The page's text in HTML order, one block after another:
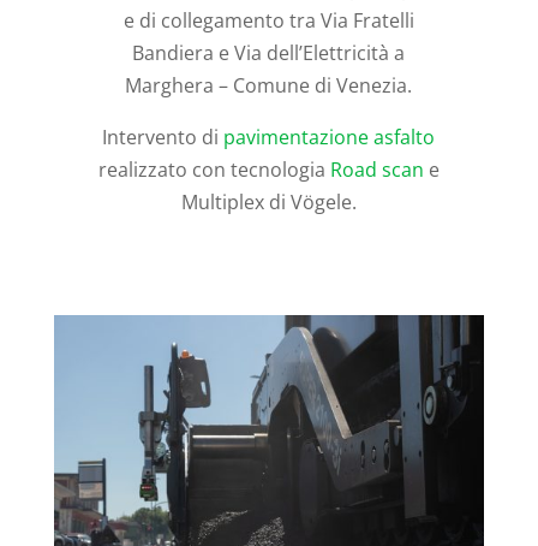
e di collegamento tra Via Fratelli
Bandiera e Via dell’Elettricità a
Marghera – Comune di Venezia.
Intervento di pavimentazione asfalto
realizzato con tecnologia Road scan e
Multiplex di Vögele.